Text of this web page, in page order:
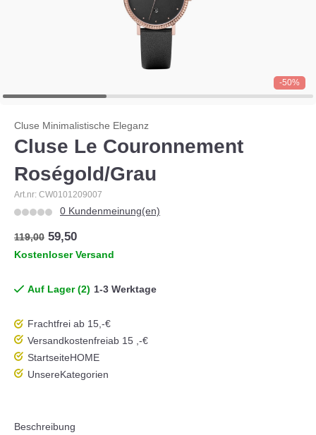
-50%
Cluse Minimalistische Eleganz
Cluse Le Couronnement
Roségold/Grau
Art.nr: CW0101209007
0 Kundenmeinung(en)
119,00 59,50
Kostenloser Versand
Auf Lager (2) 1-3 Werktage
Frachtfrei ab 15,-€
Versandkostenfreiab 15 ,-€
StartseiteHOME
UnsereKategorien
Beschreibung